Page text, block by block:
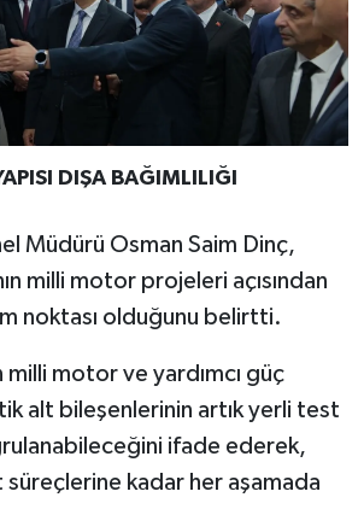
DIŞA BAĞIMLILIĞI
Müdürü Osman Saim Dinç,
milli motor projeleri açısından
noktası olduğunu belirtti.
motor ve yardımcı güç
alt bileşenlerinin artık yerli test
ifade ederek,
süreçlerine kadar her aşamada